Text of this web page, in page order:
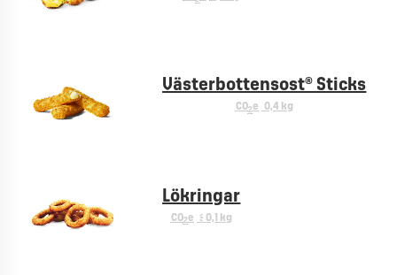
Västerbottensost® Sticks
CO2e 0,4 kg
Lökringar
CO2e < 0,1 kg